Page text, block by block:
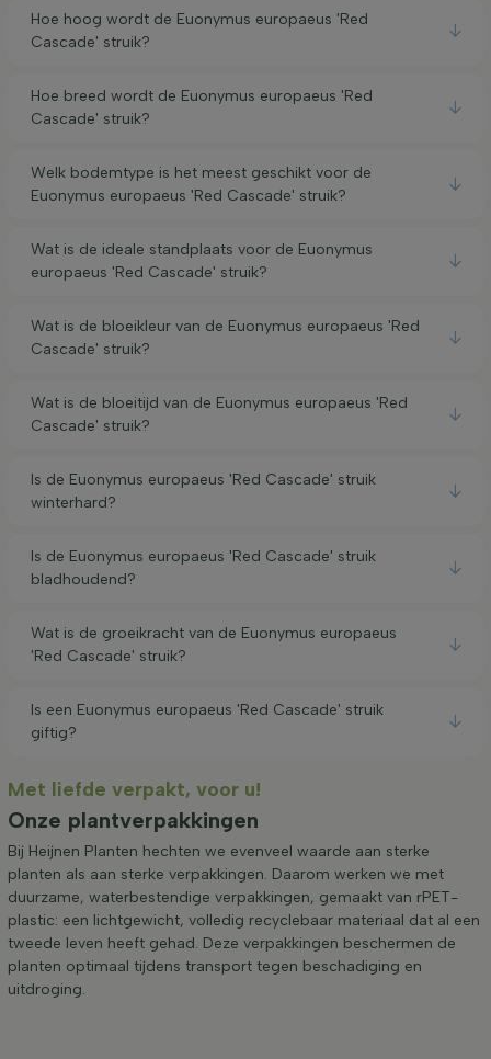
Hoe hoog wordt de Euonymus europaeus 'Red
Cascade' struik?
Hoe breed wordt de Euonymus europaeus 'Red
Cascade' struik?
Welk bodemtype is het meest geschikt voor de
Euonymus europaeus 'Red Cascade' struik?
Wat is de ideale standplaats voor de Euonymus
europaeus 'Red Cascade' struik?
Wat is de bloeikleur van de Euonymus europaeus 'Red
Cascade' struik?
Wat is de bloeitijd van de Euonymus europaeus 'Red
Cascade' struik?
Is de Euonymus europaeus 'Red Cascade' struik
winterhard?
Is de Euonymus europaeus 'Red Cascade' struik
bladhoudend?
Wat is de groeikracht van de Euonymus europaeus
'Red Cascade' struik?
Is een Euonymus europaeus 'Red Cascade' struik
giftig?
Met liefde verpakt, voor u!
Onze plantverpakkingen
Bij Heijnen Planten hechten we evenveel waarde aan sterke
planten als aan sterke verpakkingen. Daarom werken we met
duurzame, waterbestendige verpakkingen, gemaakt van rPET-
plastic: een lichtgewicht, volledig recyclebaar materiaal dat al een
tweede leven heeft gehad. Deze verpakkingen beschermen de
planten optimaal tijdens transport tegen beschadiging en
uitdroging.